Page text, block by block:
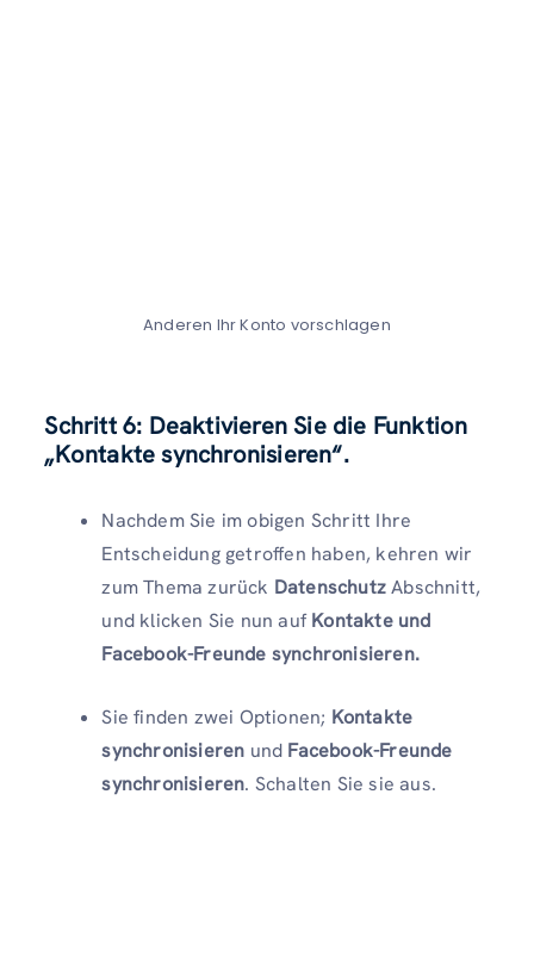
Anderen Ihr Konto vorschlagen
Schritt 6: Deaktivieren Sie die Funktion
„Kontakte synchronisieren“.
Nachdem Sie im obigen Schritt Ihre
Entscheidung getroffen haben, kehren wir
zum Thema zurück DatenschutzAbschnitt,
und klicken Sie nun aufKontakte und
Facebook-Freunde synchronisieren.
Sie finden zwei Optionen; Kontakte
synchronisieren und Facebook-Freunde
synchronisieren. Schalten Sie sie aus.